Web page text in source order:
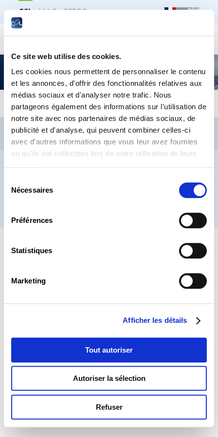
Ce site web utilise des cookies.
Les cookies nous permettent de personnaliser le contenu
et les annonces, d'offrir des fonctionnalités relatives aux
médias sociaux et d'analyser notre trafic. Nous
partageons également des informations sur l'utilisation de
notre site avec nos partenaires de médias sociaux, de
publicité et d'analyse, qui peuvent combiner celles-ci
avec d'autres informations que vous leur avez fournies
ou qu'ils ont collectées lors de votre utilisation de leurs
Nécessaires
Préférences
Statistiques
Marketing
Afficher les détails
Tout autoriser
Autoriser la sélection
Refuser
CSL LLLC CEFOS
Mes droits et obligations d’apprenti »
CSL LLLC
CEFOS
Contact
Jobs Inscription Newsletters